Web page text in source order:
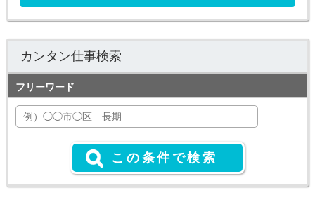
カンタン仕事検索
フリーワード